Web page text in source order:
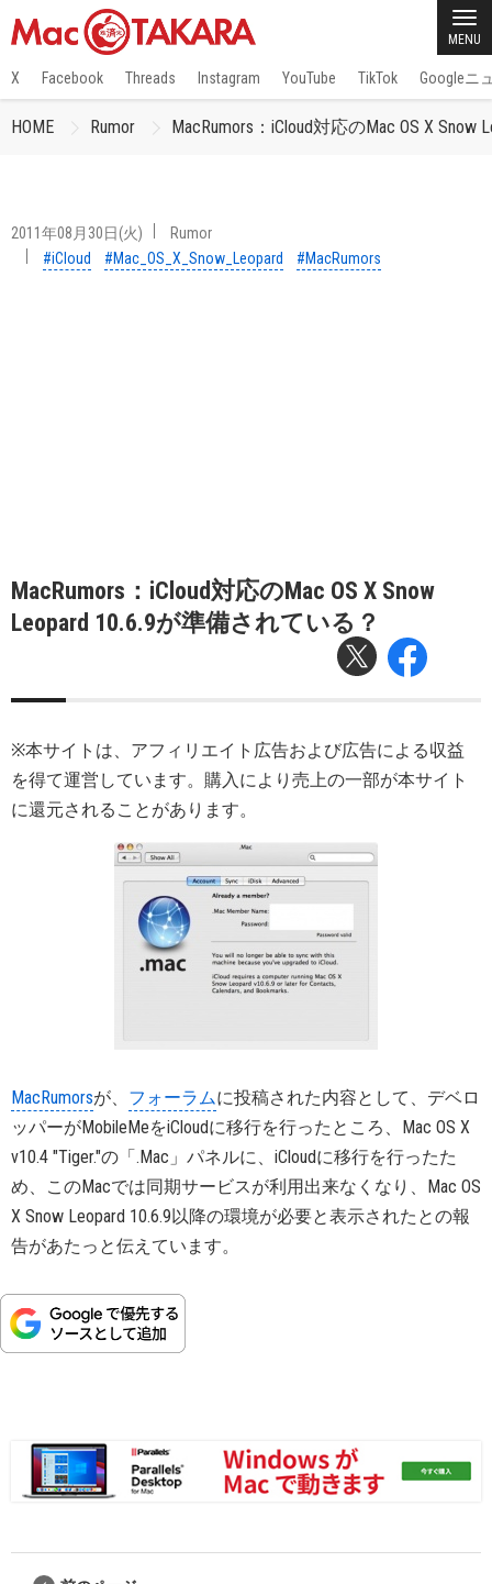
MENU
X Facebook Threads Instagram YouTube TikTok Googleニ
HOME Rumor MacRumors：iCloud対応のMac OS X
2011年08月30日(火)
Rumor
#iCloud
#Mac_OS_X_Snow_Leopard #MacRumors
MacRumors：iCloud対応のMac OS X Snow
Leopard 10.6.9が準備されている？
※本サイトは、アフィリエイト広告および広告による収益
を得て運営しています。購入により売上の一部が本サイト
に還元されることがあります。
MacRumorsが、 フォーラムに投稿された内容として、デベロ
ッパーがMobileMeをiCloudに移行を行ったところ、Mac OS X
v10.4 "Tiger."の「.Mac」パネルに、iCloudに移行を行ったた
め、このMacでは同期サービスが利用出来なくなり、Mac OS
X Snow Leopard 10.6.9以降の環境が必要と表示されたとの報
告があたっと伝えています。